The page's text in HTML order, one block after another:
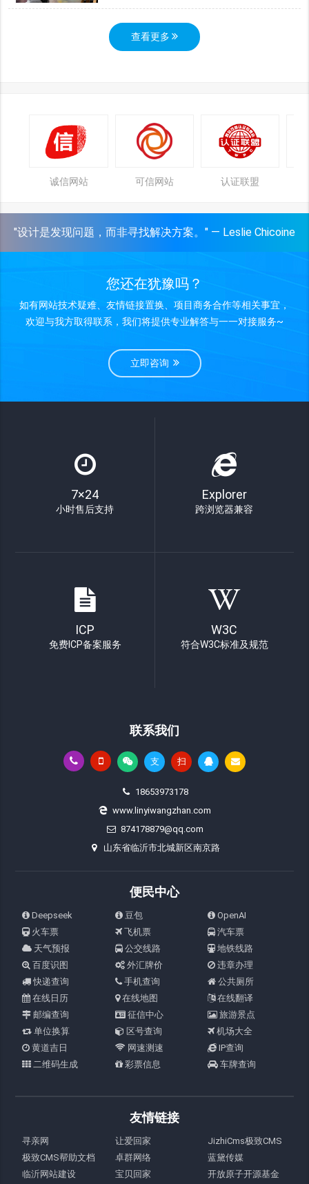
查看更多
诚信网站 可信网站 认证联盟
"设计是发现问题，而非寻找解决方案。" — Leslie Chicoine
您还在犹豫吗？
如有网站技术疑难、友情链接置换、项目商务合作等相关事宜，
欢迎与我方取得联系，我们将提供专业解答与一一对接服务~
立即咨询
7×24
小时售后支持
Explorer
跨浏览器兼容
ICP
免费ICP备案服务
W3C
符合W3C标准及规范
联系我们
支 扫
18653973178
www.linyiwangzhan.com
874178879@qq.com
山东省临沂市北城新区南京路
便民中心
Deepseek 豆包
OpenAI
火车票
飞机票
汽车票
天气预报
公交线路
地铁线路
百度识图
外汇牌价
违章办理
快递查询
手机查询
公共厕所
在线日历
在线地图
在线翻译
邮编查询
征信中心
旅游景点
单位换算
区号查询
机场大全
黄道吉日
网速测速
IP查询
二维码生成
彩票信息 车牌查询
友情链接
寻亲网 让爱回家
JizhiCms极致CMS
极致CMS帮助文档
卓群网络
蓝黛传媒
临沂网站建设
宝贝回家
开放原子开源基金